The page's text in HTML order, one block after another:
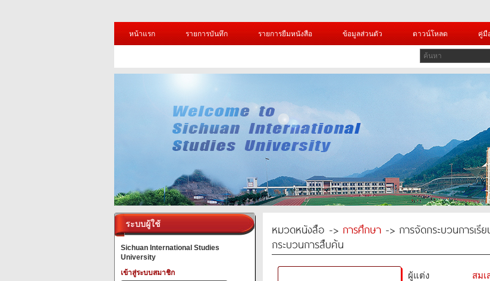
หน้าแรก
รายการบันทึก รายการยืมหนังสือ ข้อมูลส่วนตัว ดาวน์โหลด คู่มื
ระบบผู้ใช้
Sichuan International Studies
University
เข้าสู่ระบบสมาชิก
หมวดหนังสือ -> การศึกษา -> การจัดกระบวนการเรี
กระบวนการสืบค้น
ผู้แต่ง
สม